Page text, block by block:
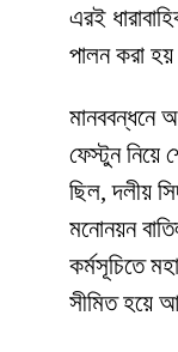
এরই
পালন করা
মানববন্ধনে
ফেস্টুন নিয়ে
ছিল, দলীয়
মনোনয়ন
কর্মসূচিতে
সীমিত হয়ে